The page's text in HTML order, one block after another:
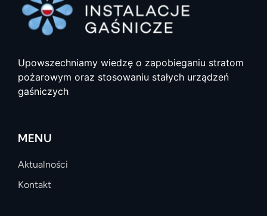
Upowszechniamy wiedzę o zapobieganiu stratom
pożarowym oraz stosowaniu stałych urządzeń
gaśniczych
MENU
Aktualności
Kontakt